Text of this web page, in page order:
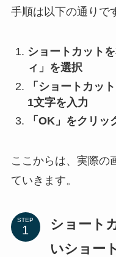
手順は以下の通りで
ショートカット
ィ」を選択
「ショートカッ
1文字を入力
「OK」をクリッ
ここからは、実際の
ていきます。
STEP
ショート
いショー